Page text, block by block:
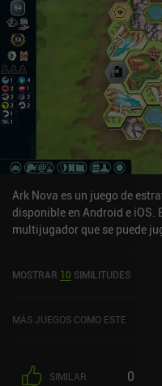
Ark Nova es un juego de
disponible en Android e iOS.
multijugador que se puede
en la App Store de iOS.
MOSTRAR 10 SIMILITUDES
MÁS JUEGOS COMO ESTE
SIMILAR 0